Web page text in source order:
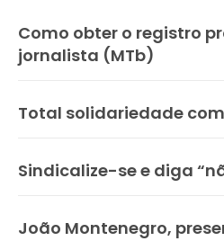
Como obter o registro
jornalista (MTb)
Total solidariedade
Sindicalize-se e diga
João Montenegro,